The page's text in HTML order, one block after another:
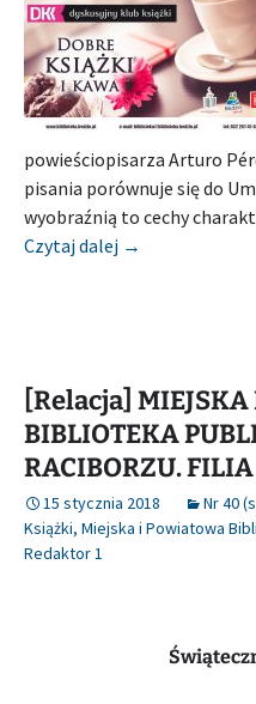
powieściopisarza Arturo
pisania porównuje się do
wyobraźnią to cechy
Czytaj dalej [Zapowiedź]
→
[Relacja]
BIBLIOTEKA
RACIBORZU.
15 stycznia 2018 Nr 40
Książki, Miejska i Powiatowa
Redaktor 1